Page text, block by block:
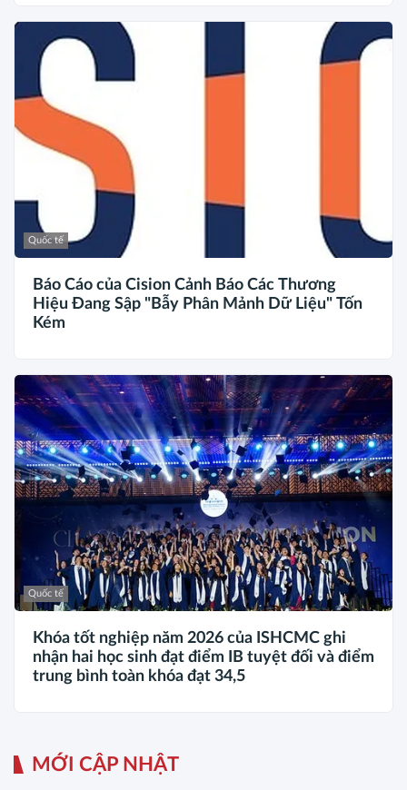
Quốc tế
Báo Cáo của Cision Cảnh Báo Các Thương
Hiệu Đang Sập "Bẫy Phân Mảnh Dữ Liệu" Tốn
Kém
Quốc tế
Khóa tốt nghiệp năm 2026 của ISHCMC ghi
nhận hai học sinh đạt điểm IB tuyệt đối và điểm
trung bình toàn khóa đạt 34,5
MỚI CẬP NHẬT